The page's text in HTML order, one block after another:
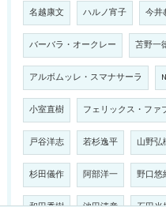
名越康文 ハルノ宵子 今井
バーバラ・オークレー 苫野一
アルボムッレ・スマナサーラ
小室直樹 フェリックス・ファ
戸谷洋志 若杉逸平 山野弘
杉田儀作 阿部洋一 野口悠